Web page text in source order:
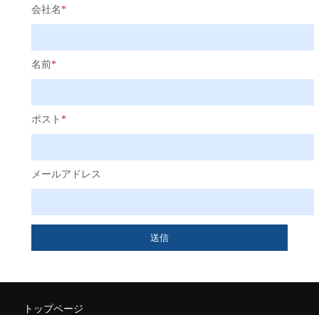
会社名*
名前*
ポスト *
メールアドレス
送信
トップページ